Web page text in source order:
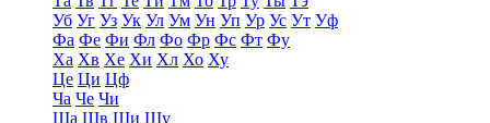
Уб Уг Уз Ук Ул Ум Ун Уп Ур Ус Ут Уф
Фа Фе Фи Фл Фо Фр Фс Фт Фу
Ха Хв Хе Хи Хл Хо Ху
Це Ци Цф
Ча Че Чи
Ша Шв Ши Шу